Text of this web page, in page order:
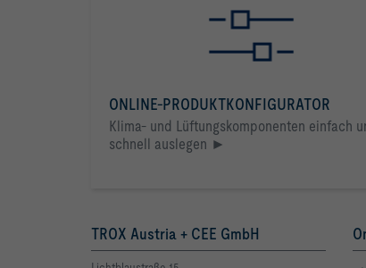
ONLINE-PRODUKTKONFIGURATOR
Klima- und Lüftungskomponenten einfach
schnell auslegen ►
TROX Austria + CEE GmbH